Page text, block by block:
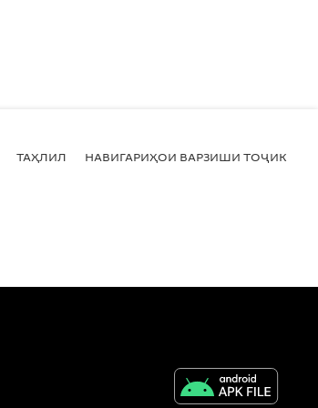
ТАҲЛИЛ НАВИГАРИҲОИ ВАРЗИШИ